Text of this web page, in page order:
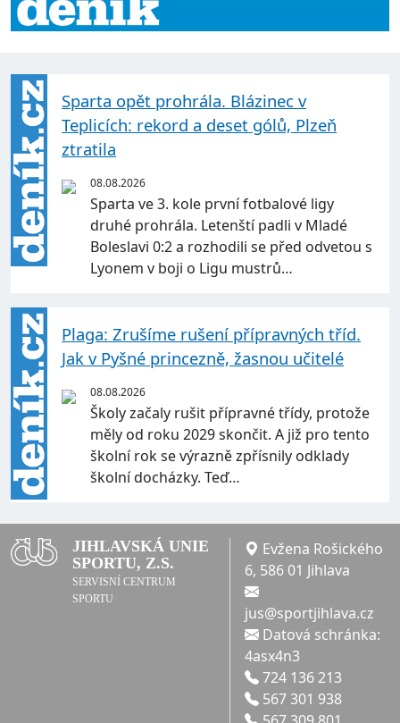
Sparta opět prohrála. Blázinec v
Teplicích: rekord a deset gólů, Plzeň
ztratila
08.08.2026
Sparta ve 3. kole první fotbalové ligy
druhé prohrála. Letenští padli v Mladé
Boleslavi 0:2 a rozhodili se před odvetou s
Lyonem v boji o Ligu mustrů…
Plaga: Zrušíme rušení přípravných tříd.
Jak v Pyšné princezně, žasnou učitelé
08.08.2026
Školy začaly rušit přípravné třídy, protože
měly od roku 2029 skončit. A již pro tento
školní rok se výrazně zpřísnily odklady
školní docházky. Teď…
JIHLAVSKÁ UNIE
SPORTU, Z.S.
SERVISNÍ CENTRUM
SPORTU
Evžena Rošického
6, 586 01 Jihlava
jus@sportjihlava.cz
Datová schránka:
4asx4n3
724 136 213
567 301 938